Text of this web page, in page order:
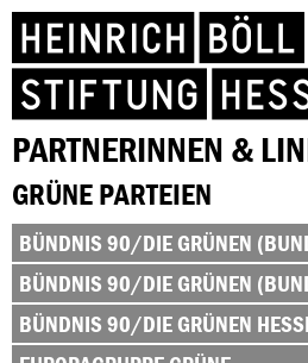
PARTNERINNEN &
GRÜNE PARTEIEN
BÜNDNIS 90/DIE GRÜNEN
BÜNDNIS 90/DIE GRÜNEN
BÜNDNIS 90/DIE GRÜNEN